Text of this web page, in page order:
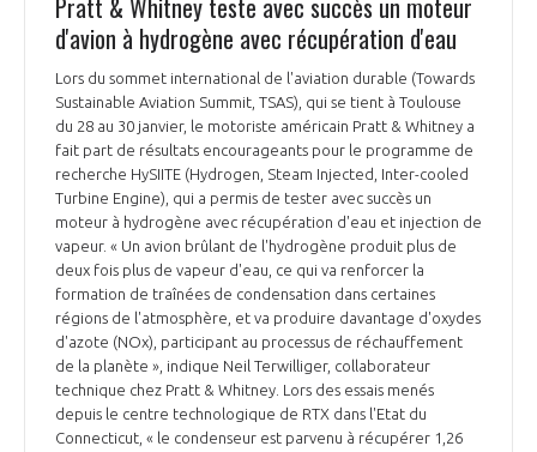
Pratt & Whitney teste avec succès un moteur
d'avion à hydrogène avec récupération d'eau
Lors du sommet international de l'aviation durable (Towards
Sustainable Aviation Summit, TSAS), qui se tient à Toulouse
du 28 au 30 janvier, le motoriste américain Pratt & Whitney a
fait part de résultats encourageants pour le programme de
recherche HySIITE (Hydrogen, Steam Injected, Inter-cooled
Turbine Engine), qui a permis de tester avec succès un
moteur à hydrogène avec récupération d'eau et injection de
vapeur. « Un avion brûlant de l'hydrogène produit plus de
deux fois plus de vapeur d'eau, ce qui va renforcer la
formation de traînées de condensation dans certaines
régions de l'atmosphère, et va produire davantage d'oxydes
d'azote (NOx), participant au processus de réchauffement
de la planète », indique Neil Terwilliger, collaborateur
technique chez Pratt & Whitney. Lors des essais menés
depuis le centre technologique de RTX dans l'Etat du
Connecticut, « le condenseur est parvenu à récupérer 1,26